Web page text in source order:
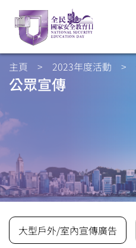
主頁 > 2023年度活動 >
公眾宣傳
大型戶外/室內宣傳廣告